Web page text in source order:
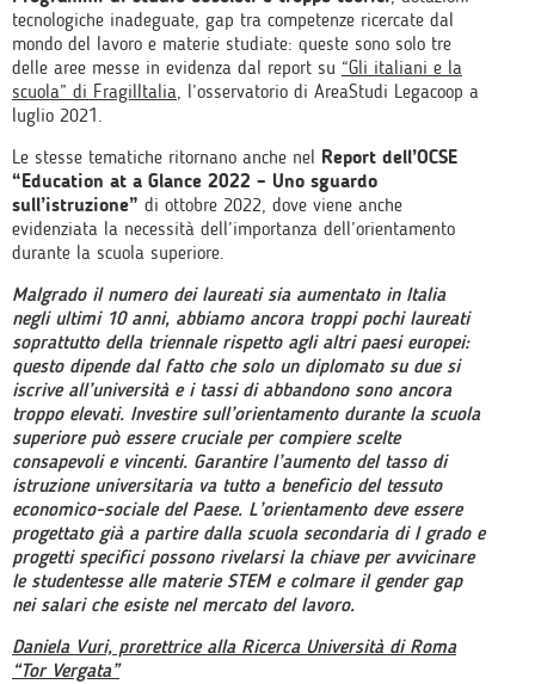
tecnologiche inadeguate, gap tra competenze ricercate dal
mondo del lavoro e materie studiate: queste sono solo tre
delle aree messe in evidenza dal report su “Gli italiani e la
scuola” di FragilItalia, l’osservatorio di AreaStudi Legacoop a
luglio 2021.
Le stesse tematiche ritornano anche nel Report dell’OCSE
“Education at a Glance 2022 – Uno sguardo
sull’istruzione” di ottobre 2022, dove viene anche
evidenziata la necessità dell’importanza dell’orientamento
durante la scuola superiore.
Malgrado il numero dei laureati sia aumentato in Italia
negli ultimi 10 anni, abbiamo ancora troppi pochi laureati
soprattutto della triennale rispetto agli altri paesi europei:
questo dipende dal fatto che solo un diplomato su due si
iscrive all’università e i tassi di abbandono sono ancora
troppo elevati. Investire sull’orientamento durante la scuola
superiore può essere cruciale per compiere scelte
consapevoli e vincenti. Garantire l’aumento del tasso di
istruzione universitaria va tutto a beneficio del tessuto
economico-sociale del Paese. L’orientamento deve essere
progettato già a partire dalla scuola secondaria di I grado e
progetti specifici possono rivelarsi la chiave per avvicinare
le studentesse alle materie STEM e colmare il gender gap
nei salari che esiste nel mercato del lavoro.
Daniela Vuri, prorettrice alla Ricerca Università di Roma
“Tor Vergata”